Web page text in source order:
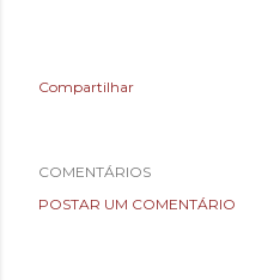
Compartilhar
COMENTÁRIOS
POSTAR UM COMENTÁRIO